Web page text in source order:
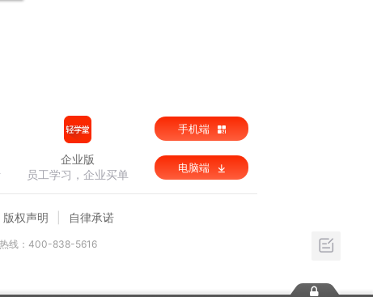
企业版
员工学习，企业买单
手机端
电脑端
版权声明 自律承诺
线：400-838-5616